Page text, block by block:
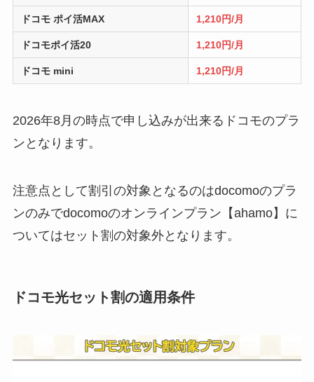
ドコモ ポイ活MAX 1,210円/月
ドコモポイ活20 1,210円/月
ドコモ mini 1,210円/月
2026年8月の時点で申し込みが出来るドコモのプラ
ンとなります。
注意点として割引の対象となるのはdocomoのプラ
ンのみでdocomoのオンラインプラン【ahamo】に
ついてはセット割の対象外となります。
ドコモ光セット割の適用条件